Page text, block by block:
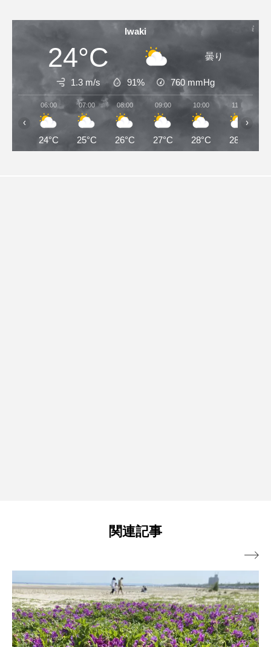
Iwaki
24°C 曇り
1.3 m/s 91% 760 mmHg
06:00
24°C
07:00
25°C
08:00
26°C
09:00
27°C
10:00
28°C
11:00
28°C
‹ ›
関連記事
